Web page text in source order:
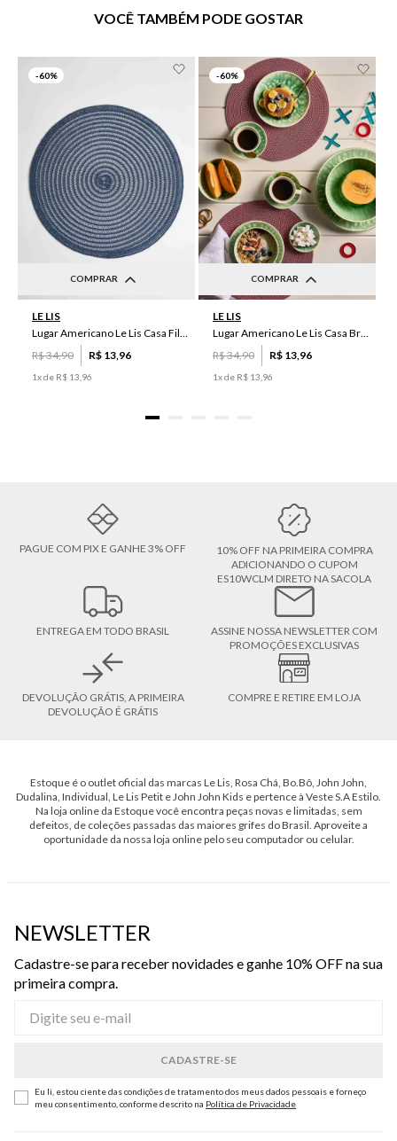
VOCÊ TAMBÉM PODE GOSTAR
-60%
COMPRAR
LE LIS
Lugar Americano Le Lis Casa Filipa
R$34,90 R$ 13 96
1x de R$ 13 96
-60%
COMPRAR
LE LIS
Lugar Americano Le Lis Casa Brenda
R$34,90 R$ 13 96
1x de R$ 13 96
PAGUE COM PIX E GANHE 3% OFF
10% OFF NA PRIMEIRA COMPRA
ADICIONANDO O CUPOM
ES10WCLM DIRETO NA SACOLA
ENTREGA EM TODO BRASIL
ASSINE NOSSA NEWSLETTER COM
PROMOÇÕES EXCLUSIVAS
DEVOLUÇÃO GRÁTIS, A PRIMEIRA
DEVOLUÇÃO É GRÁTIS
COMPRE E RETIRE EM LOJA
Estoque é o outlet oficial das marcas Le Lis, Rosa Chá, Bo.Bô, John John,
Dudalina, Individual, Le Lis Petit e John John Kids e pertence à Veste S.A Estilo.
Na loja online da Estoque você encontra peças novas e limitadas, sem
defeitos, de coleções passadas das maiores grifes do Brasil. Aproveite a
oportunidade da nossa loja online pelo seu computador ou celular.
NEWSLETTER
Cadastre-se para receber novidades e ganhe 10% OFF na sua
primeira compra.
Eu li, estou ciente das condições de tratamento dos meus dados pessoais e forneço
meu consentimento, conforme descrito na Política de Privacidade